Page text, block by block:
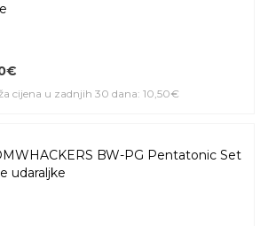
cijena u zadnjih 30 dana: 10,50€
BW-PG Pentatonic Set
udaraljke